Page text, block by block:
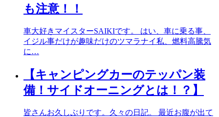
も注意！！
車大好きマイスターSAIKIです。 はい、車に乗る事、
イジル事だけが趣味だけのツマラナイ私、燃料高騰気
に…
【キャンピングカーのテッパン装
備！サイドオーニングとは！？】
皆さんお久しぶりです。久々の日記。 最近お腹が出て